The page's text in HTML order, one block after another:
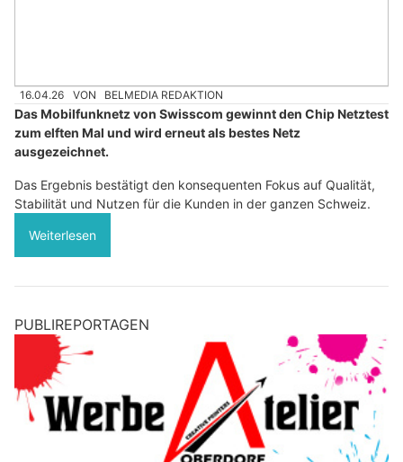
16.04.26 VON BELMEDIA REDAKTION
Das Mobilfunknetz von Swisscom gewinnt den Chip Netztest
zum elften Mal und wird erneut als bestes Netz
ausgezeichnet.
Das Ergebnis bestätigt den konsequenten Fokus auf Qualität,
Stabilität und Nutzen für die Kunden in der ganzen Schweiz.
Weiterlesen
PUBLIREPORTAGEN